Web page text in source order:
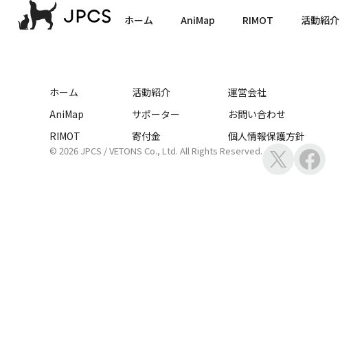
ホーム AniMap RIMOT 活動紹介
AniMat 株式会社
ホーム
AniMap
RIMOT
活動紹介
サポーター
寄付金
運営会社
お問い合わせ
個人情報保護方針
© 2026 JPCS / VETONS Co., Ltd. All Rights Reserved.